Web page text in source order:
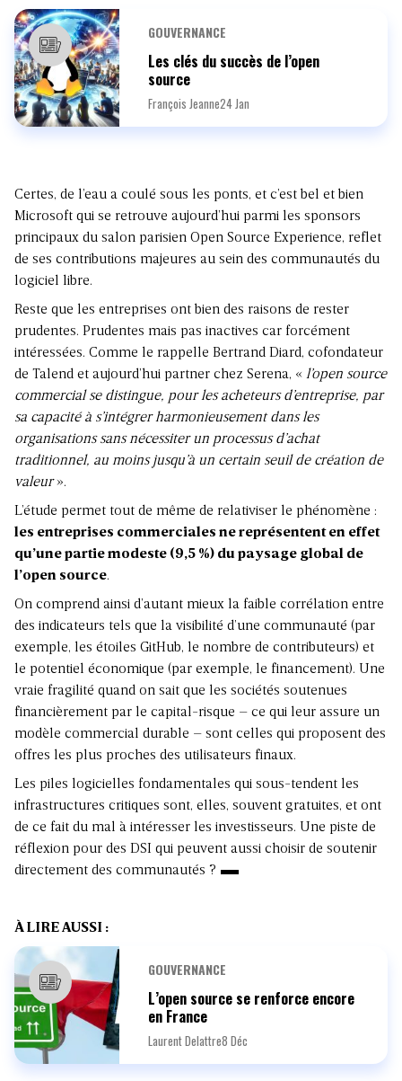
GOUVERNANCE
Les clés du succès de l’open
source
François Jeanne24 Jan
Certes, de l’eau a coulé sous les ponts, et c’est bel et bien
Microsoft qui se retrouve aujourd’hui parmi les sponsors
principaux du salon parisien Open Source Experience, reflet
de ses contributions majeures au sein des communautés du
logiciel libre.
Reste que les entreprises ont bien des raisons de rester
prudentes. Prudentes mais pas inactives car forcément
intéressées. Comme le rappelle Bertrand Diard, cofondateur
de Talend et aujourd’hui partner chez Serena, « l’open source
commercial se distingue, pour les acheteurs d’entreprise, par
sa capacité à s’intégrer harmonieusement dans les
organisations sans nécessiter un processus d’achat
traditionnel, au moins jusqu’à un certain seuil de création de
valeur».
L’étude permet tout de même de relativiser le phénomène :
les entreprises commerciales ne représentent en effet
qu’une partie modeste (9,5 %) du paysage global de
l’open source.
On comprend ainsi d’autant mieux la faible corrélation entre
des indicateurs tels que la visibilité d’une communauté (par
exemple, les étoiles GitHub, le nombre de contributeurs) et
le potentiel économique (par exemple, le financement). Une
vraie fragilité quand on sait que les sociétés soutenues
financièrement par le capital-risque – ce qui leur assure un
modèle commercial durable – sont celles qui proposent des
offres les plus proches des utilisateurs finaux.
Les piles logicielles fondamentales qui sous-tendent les
infrastructures critiques sont, elles, souvent gratuites, et ont
de ce fait du mal à intéresser les investisseurs. Une piste de
réflexion pour des DSI qui peuvent aussi choisir de soutenir
directement des communautés ?
À LIRE AUSSI :
GOUVERNANCE
L’open source se renforce encore
en France
Laurent Delattre8 Déc